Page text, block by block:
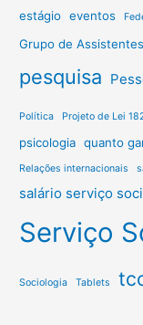
estágio eventos
Grupo de
pesquisa
Política Projeto de Lei
psicologia quanto
Relações internacionais
salário serviço
Serviço
Sociologia Tablets